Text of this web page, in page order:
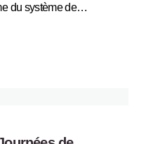
du système de…